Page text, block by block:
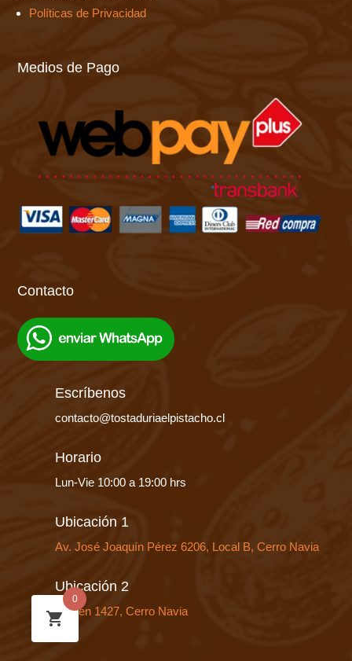
Políticas de Privacidad
Medios de Pago
Contacto
Escríbenos
contacto@tostaduriaelpistacho.cl
Horario
Lun-Vie 10:00 a 19:00 hrs
Ubicación 1
Av. José Joaquín Pérez 6206, Local B, Cerro Navia
Ubicación 2
Huelen 1427, Cerro Navia
0